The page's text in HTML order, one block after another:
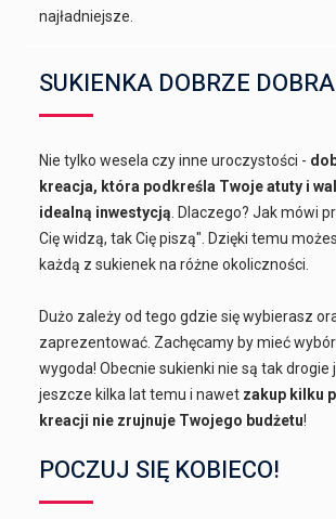
najładniejsze.
SUKIENKA DOBRZE
Nie tylko wesela czy inne uroczystości -
kreacja, która podkreśla Twoje atuty i
idealną inwestycją . Dlaczego? Jak mówi
Cię widzą, tak Cię piszą". Dzięki temu
każdą z sukienek na różne okoliczności.
Dużo zależy od tego gdzie się wybierasz
zaprezentować. Zachęcamy by mieć
wygoda! Obecnie sukienki nie są tak drogie
jeszcze kilka lat temu i nawet zakup kilku
kreacji nie zrujnuje Twojego budżetu!
POCZUJ SIĘ KOBIECO!